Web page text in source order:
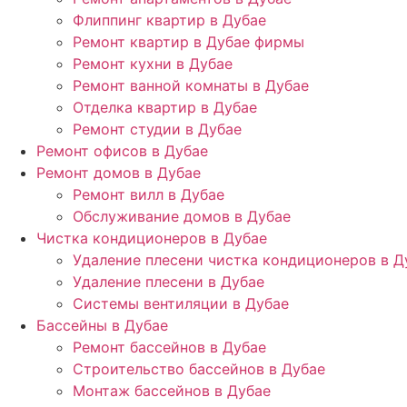
Флиппинг квартир в Дубае
Ремонт квартир в Дубае фирмы
Ремонт кухни в Дубае
Ремонт ванной комнаты в Дубае
Отделка квартир в Дубае
Ремонт студии в Дубае
Ремонт офисов в Дубае
Ремонт домов в Дубае
Ремонт вилл в Дубае
Обслуживание домов в Дубае
Чистка кондиционеров в Дубае
Удаление плесени чистка кондиционеров в
Удаление плесени в Дубае
Системы вентиляции в Дубае
Бассейны в Дубае
Ремонт бассейнов в Дубае
Строительство бассейнов в Дубае
Монтаж бассейнов в Дубае